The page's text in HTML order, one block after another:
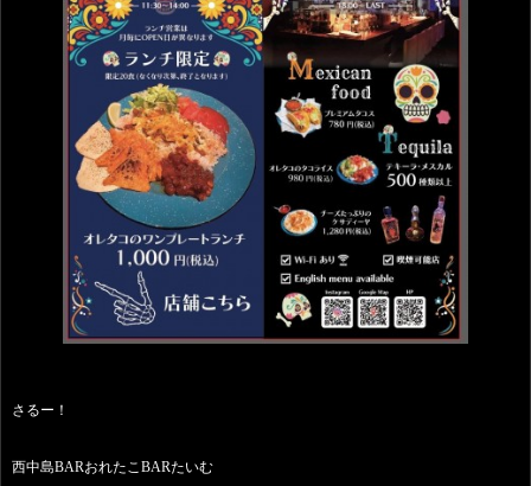
さるー！
西中島BARおれたこBARたいむ